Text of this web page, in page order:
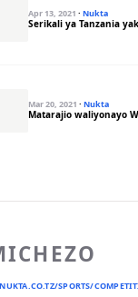
Apr 13, 2021·Nukta
Serikali ya Tanzania
Mar 20, 2021·Nukta
Matarajio waliyonayo
SPORTS/